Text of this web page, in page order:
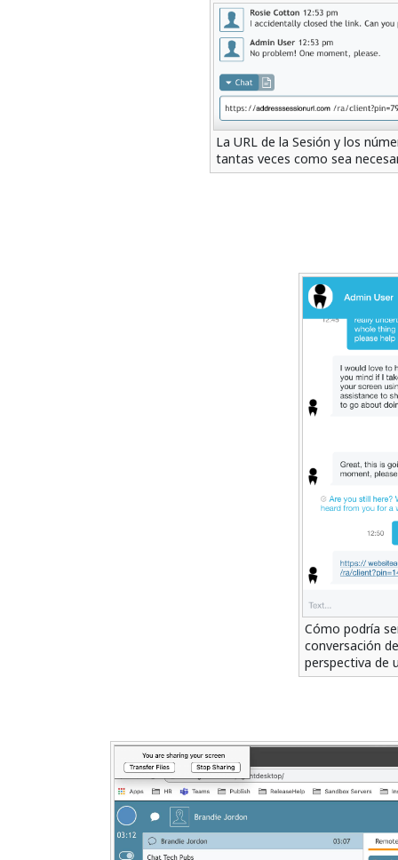
La URL de la Sesión y los
tantas veces como sea
Cómo podría
conversación
perspectiva de